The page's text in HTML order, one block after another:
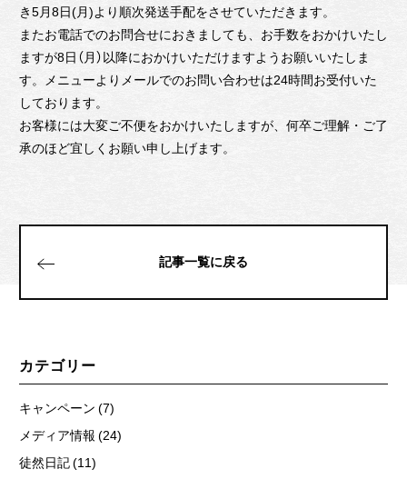
き5月8日(月)より順次発送手配をさせていただきます。
またお電話でのお問合せにおきましても、お手数をおかけいたし
ますが8日（月）以降におかけいただけますようお願いいたしま
す。メニューよりメールでのお問い合わせは24時間お受付いた
しております。
お客様には大変ご不便をおかけいたしますが、何卒ご理解・ご了
承のほど宜しくお願い申し上げます。
記事一覧に戻る
カテゴリー
キャンペーン (7)
メディア情報 (24)
徒然日記 (11)